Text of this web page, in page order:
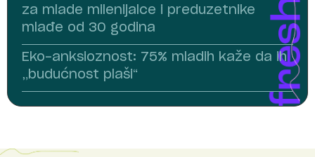
za mlade milenijalce i preduzetnike
mlađe od 30 godina
Eko-anksioznost: 75% mladih kaže da ih
„budućnost plaši“